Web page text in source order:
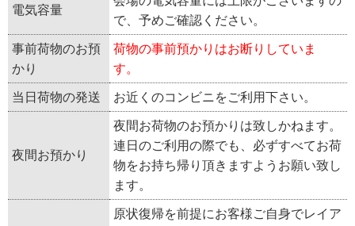
電気容量
で、予めご確認ください。
事前荷物のお預
かり
荷物の事前預かりはお断りしていま
す。
当日荷物の発送 お近くのコンビニをご利用下さい。
夜間お預かり
夜間お荷物のお預かりは致しかねます。
連日のご利用の際でも、必ずすべてお荷
物をお持ち帰り頂きますようお願い致し
ます。
原状復帰を前提にお客様ご自身でレイア